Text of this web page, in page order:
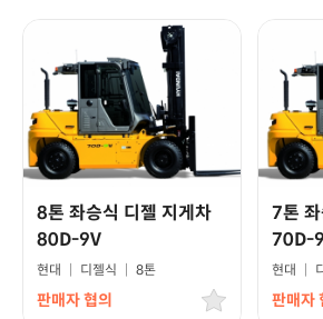
8톤 좌승식 디젤 지게차
80D-9V
현대 | 디젤식 | 8톤
판매자 협의
7톤
70D-
현대 |
판매자